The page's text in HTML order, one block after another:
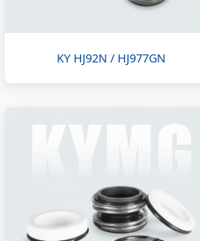
KY HJ92N / HJ977GN